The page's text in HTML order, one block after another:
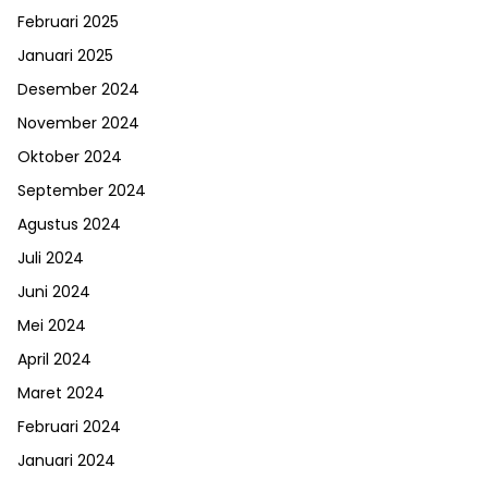
Februari 2025
Januari 2025
Desember 2024
November 2024
Oktober 2024
September 2024
Agustus 2024
Juli 2024
Juni 2024
Mei 2024
April 2024
Maret 2024
Februari 2024
Januari 2024